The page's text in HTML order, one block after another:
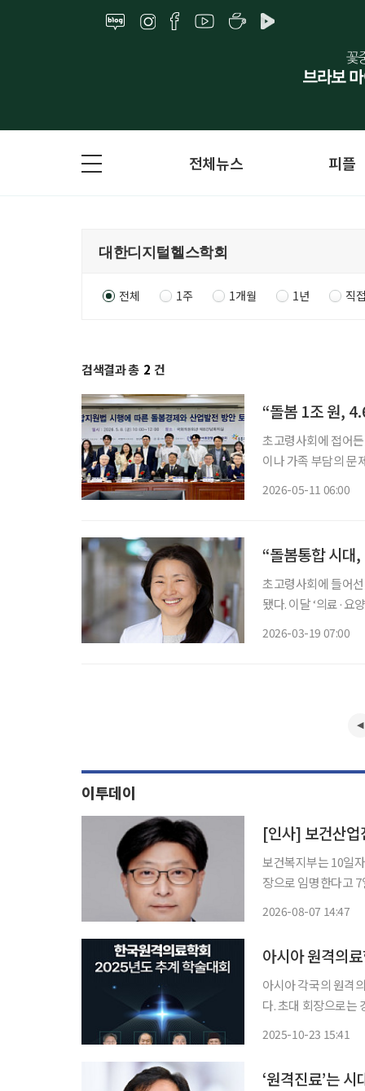
전체뉴스 피플
전체 1주 1개월 1년 직
검색결과 총 2 건
“돌봄 1조 원,
초고령사회에 접어
이나 가족 부담의 문
2026-05-11 06:00
“돌봄통합 시대
초고령사회에 들어
됐다. 이달 ‘의료·요
2026-03-19 07:00
이투데이
[인사] 보건산업
보건복지부는 10일
장으로 임명한다고 7일 밝혔다. 연세대 의대 졸업 후 동 대학
2026-08-07 14:47
아시아 원격의
아시아 각국의 원격
다. 초대 회장으로는
2025-10-23 15:41
‘원격진료’는